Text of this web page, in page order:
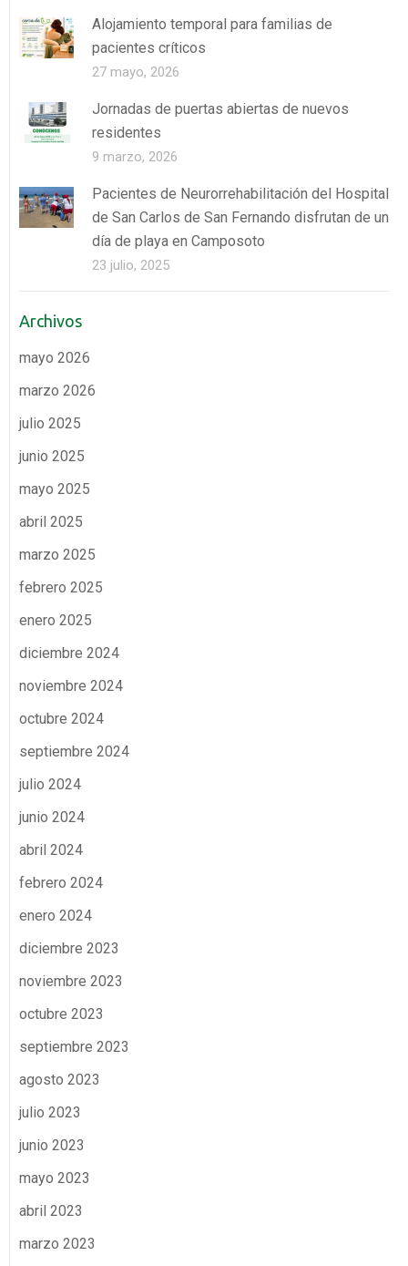
Alojamiento temporal para familias de
pacientes críticos
27 mayo, 2026
Jornadas de puertas abiertas de nuevos
residentes
9 marzo, 2026
Pacientes de Neurorrehabilitación del Hospital
de San Carlos de San Fernando disfrutan de un
día de playa en Camposoto
23 julio, 2025
Archivos
mayo 2026
marzo 2026
julio 2025
junio 2025
mayo 2025
abril 2025
marzo 2025
febrero 2025
enero 2025
diciembre 2024
noviembre 2024
octubre 2024
septiembre 2024
julio 2024
junio 2024
abril 2024
febrero 2024
enero 2024
diciembre 2023
noviembre 2023
octubre 2023
septiembre 2023
agosto 2023
julio 2023
junio 2023
mayo 2023
abril 2023
marzo 2023